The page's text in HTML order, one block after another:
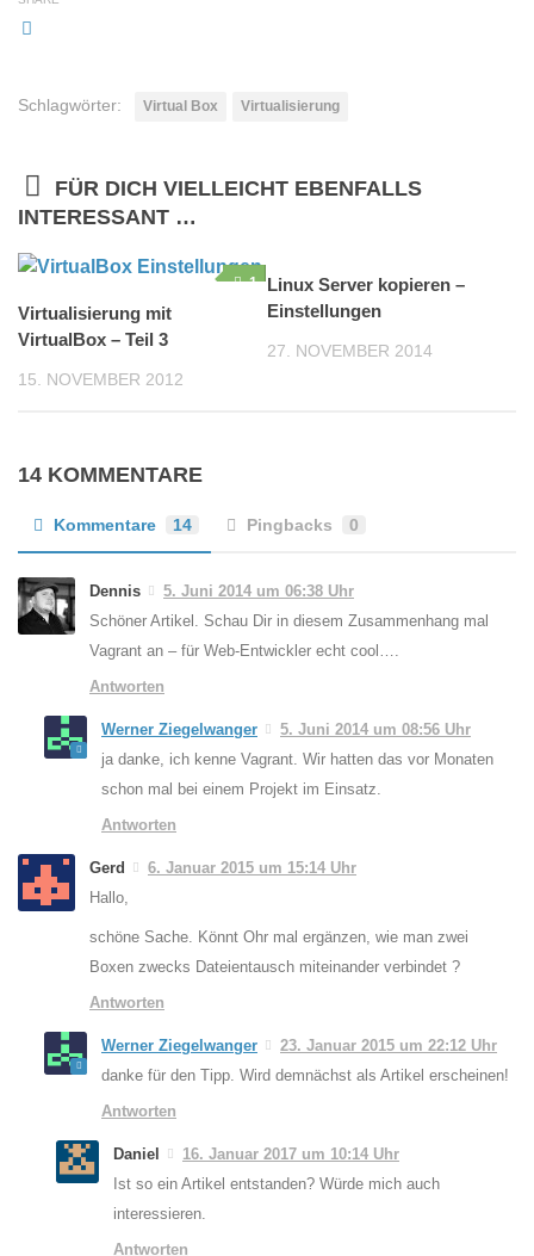
Schlagwörter: Virtual Box Virtualisierung
FÜR DICH VIELLEICHT EBENFALLS
INTERESSANT …
1
Virtualisierung mit
VirtualBox – Teil 3
15. NOVEMBER 2012
Linux Server kopieren –
Einstellungen
27. NOVEMBER 2014
14 KOMMENTARE
Kommentare 14 Pingbacks 0
Dennis
5. Juni 2014 um 06:38 Uhr
Schöner Artikel. Schau Dir in diesem Zusammenhang mal
Vagrant an – für Web-Entwickler echt cool….
Antworten
Werner Ziegelwanger
5. Juni 2014 um 08:56 Uhr
ja danke, ich kenne Vagrant. Wir hatten das vor Monaten
schon mal bei einem Projekt im Einsatz.
Antworten
Gerd
6. Januar 2015 um 15:14 Uhr
Hallo,
schöne Sache. Könnt Ohr mal ergänzen, wie man zwei
Boxen zwecks Dateientausch miteinander verbindet ?
Antworten
Werner Ziegelwanger
23. Januar 2015 um 22:12 Uhr
danke für den Tipp. Wird demnächst als Artikel erscheinen!
Antworten
Daniel
16. Januar 2017 um 10:14 Uhr
Ist so ein Artikel entstanden? Würde mich auch
interessieren.
Antworten